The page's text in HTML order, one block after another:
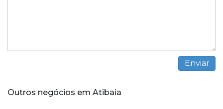
Outros negócios em Atibaia